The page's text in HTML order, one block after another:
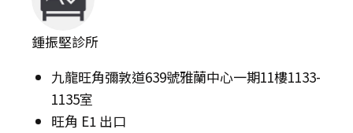
鍾振堅診所
九龍旺角彌敦道639號雅蘭中心一期11樓1133-
1135室
旺角 E1 出口